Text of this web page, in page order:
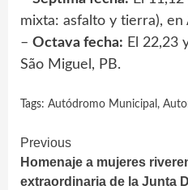
mixta: asfalto y tierra), en
– Octava fecha: El 22,23
São Miguel, PB.
Tags: Autódromo Municipal ,
Continue
Reading
Previous
Homenaje a mujeres
extraordinaria de la Junta